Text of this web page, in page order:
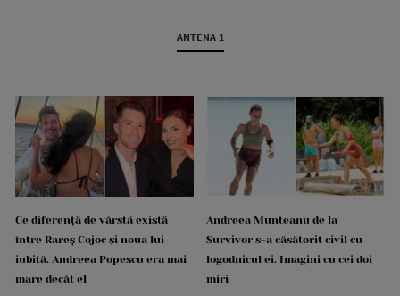
ANTENA 1
Ce diferență de vârstă există
între Rareș Cojoc și noua lui
iubită. Andreea Popescu era mai
mare decât el
Andreea Munteanu de la
Survivor s-a căsătorit civil cu
logodnicul ei. Imagini cu cei doi
miri